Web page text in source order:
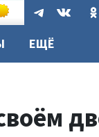
ЕЩЁ